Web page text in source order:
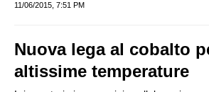
11/06/2015, 7:51 PM
Nuova lega al cobalto
altissime temperature